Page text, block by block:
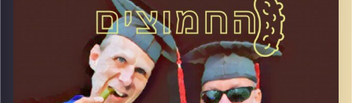
קרדיט תמונות:AudioVersity